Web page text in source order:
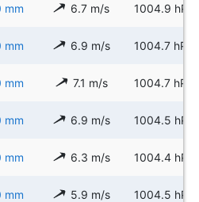
mm 6.7 m/s 1004.9 hPa
mm 6.9 m/s 1004.7 hPa
mm 7.1 m/s 1004.7 hPa
mm 6.9 m/s 1004.5 hPa
mm 6.3 m/s 1004.4 hPa
mm 5.9 m/s 1004.5 hPa